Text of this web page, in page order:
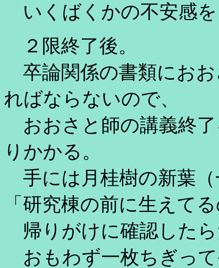
いくばくかの不安感
２限終了後。
卒論関係の書類にお
ればならないので、
おおさと師の講義終
りかかる。
手には月桂樹の新葉（
「研究棟の前に生えて
帰りがけに確認した
おもわず一枚ちぎっ